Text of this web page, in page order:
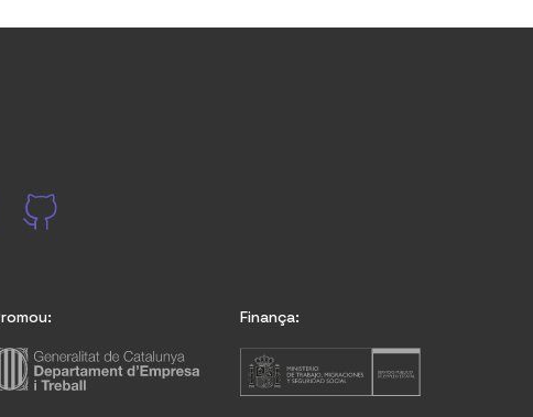
Finança: